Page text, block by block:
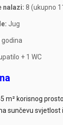
nalazi: 8 (ukupno
Jug
godina
+ 1 WC
m² korisnog
sunčevu svjetlost